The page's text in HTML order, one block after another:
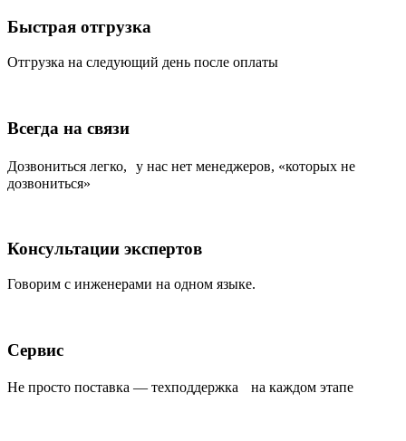
Быстрая отгрузка
Отгрузка на следующий день после оплаты
Всегда на связи
Дозвониться легко, у нас нет менеджеров, «которых не
дозвониться»
Консультации экспертов
Говорим с инженерами на одном языке.
Сервис
Не просто поставка — техподдержка на каждом этапе